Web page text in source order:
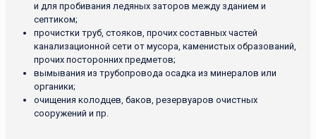
и для пробивания ледяных заторов между зданием и
септиком;
прочистки труб, стояков, прочих составных частей
канализационной сети от мусора, каменистых образований,
прочих посторонних предметов;
вымывания из трубопровода осадка из минералов или
органики;
очищения колодцев, баков, резервуаров очистных
сооружений и пр.